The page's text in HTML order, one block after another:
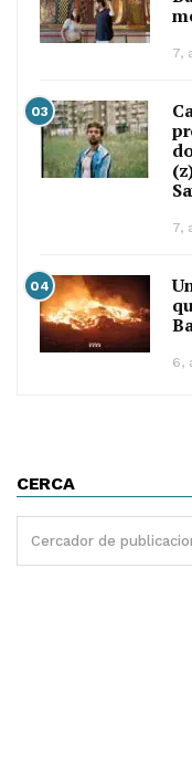
7,
03
7,
04
6,
CERCA